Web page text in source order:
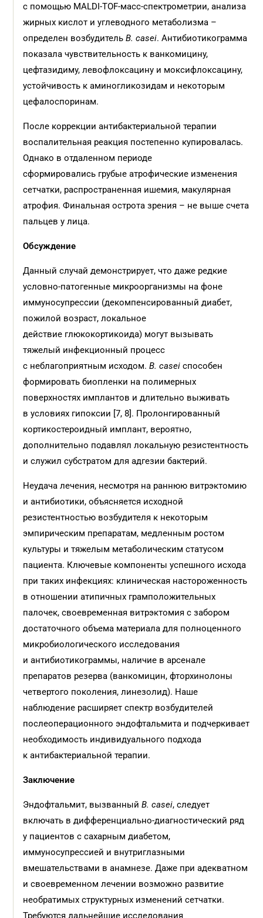
с помощью MALDI-TOF-масс-спектрометрии, анализа
жирных кислот и углеводного метаболизма –
определен возбудительB. casei. Антибиотикограмма
показала чувствительность к ванкомицину,
цефтазидиму, левофлоксацину и моксифлоксацину,
устойчивость к аминогликозидам и некоторым
цефалоспоринам.
После коррекции антибактериальной терапии
воспалительная реакция постепенно купировалась.
Однако в отдаленном периоде
сформировались грубые атрофические изменения
сетчатки, распространенная ишемия, макулярная
атрофия. Финальная острота зрения – не выше счета
пальцев у лица.
Обсуждение
Данный случай демонстрирует, что даже редкие
условно-патогенные микроорганизмы на фоне
иммуносупрессии (декомпенсированный диабет,
пожилой возраст, локальное
действие глюкокортикоида) могут вызывать
тяжелый инфекционный процесс
с неблагоприятным исходом.B. casei способен
формировать биопленки на полимерных
поверхностях имплантов и длительно выживать
в условиях гипоксии [7, 8]. Пролонгированный
кортикостероидный имплант, вероятно,
дополнительно подавлял локальную резистентность
и служил субстратом для адгезии бактерий.
Неудача лечения, несмотря на раннюю витрэктомию
и антибиотики, объясняется исходной
резистентностью возбудителя к некоторым
эмпирическим препаратам, медленным ростом
культуры и тяжелым метаболическим статусом
пациента. Ключевые компоненты успешного исхода
при таких инфекциях: клиническая настороженность
в отношении атипичных грамположительных
палочек, своевременная витрэктомия с забором
достаточного объема материала для полноценного
микробиологического исследования
и антибиотикограммы, наличие в арсенале
препаратов резерва (ванкомицин, фторхинолоны
четвертого поколения, линезолид). Наше
наблюдение расширяет спектр возбудителей
послеоперационного эндофтальмита и подчеркивает
необходимость индивидуального подхода
к антибактериальной терапии.
Заключение
Эндофтальмит, вызванныйB. casei, следует
включать в дифференциально-диагностический ряд
у пациентов с сахарным диабетом,
иммуносупрессией и внутриглазными
вмешательствами в анамнезе. Даже при адекватном
и своевременном лечении возможно развитие
необратимых структурных изменений сетчатки.
Требуются дальнейшие исследования